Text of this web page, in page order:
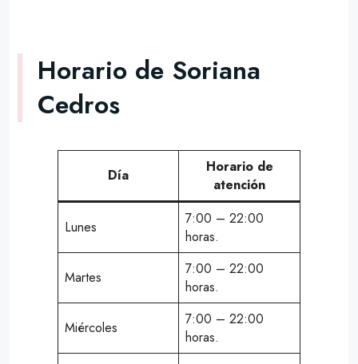
Horario de Soriana
Cedros
Día
Horario de
atención
Lunes
7:00 – 22:00
horas.
Martes
7:00 – 22:00
horas.
Miércoles
7:00 – 22:00
horas.